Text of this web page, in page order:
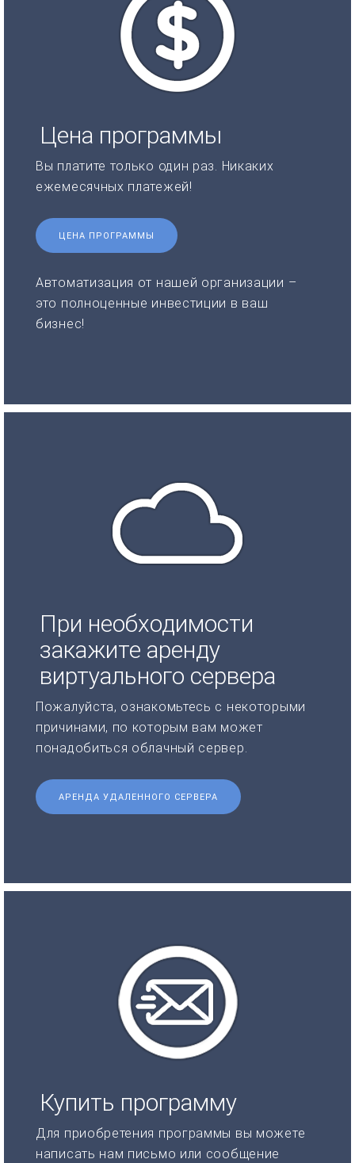
Цена программы
Вы платите только один раз. Никаких
ежемесячных платежей!
ЦЕНА ПРОГРАММЫ
Автоматизация от нашей организации –
это полноценные инвестиции в ваш
бизнес!
При необходимости
закажите аренду
виртуального сервера
Пожалуйста, ознакомьтесь с некоторыми
причинами, по которым вам может
понадобиться облачный сервер.
АРЕНДА УДАЛЕННОГО СЕРВЕРА
Купить программу
Для приобретения программы вы можете
написать нам письмо или сообщение